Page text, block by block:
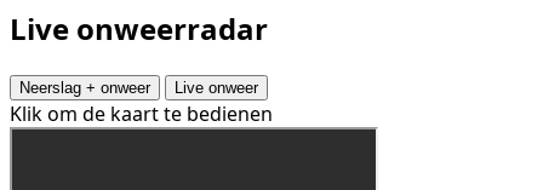
Live onweerradar
Neerslag + onweer Live onweer
Klik om de kaart te bedienen